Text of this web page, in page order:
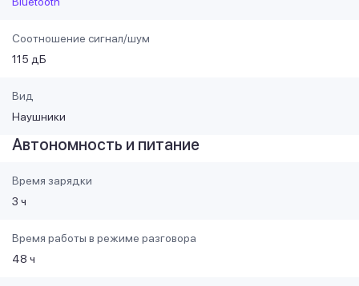
Соотношение сигнал/шум
115 дБ
Вид
Наушники
Автономность и питание
Время зарядки
3 ч
Время работы в режиме разговора
48 ч